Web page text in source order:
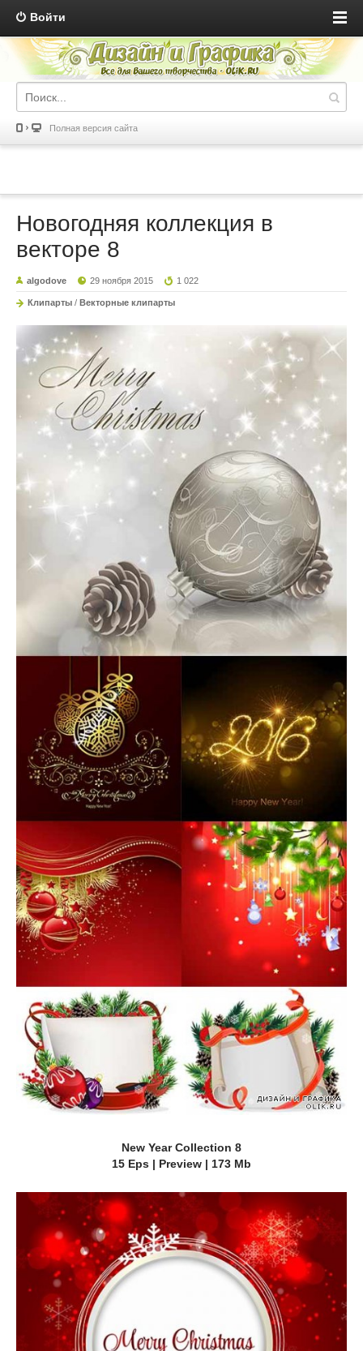
Войти
Полная версия сайта
Новогодняя коллекция в
векторе 8
algodove 29 ноября 2015 1 022
Клипарты / Векторные клипарты
New Year Collection 8
15 Eps | Preview | 173 Mb